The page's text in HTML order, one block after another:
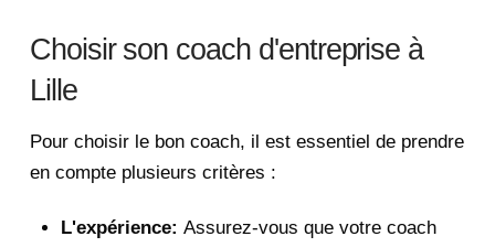
Choisir son coach d'entreprise à
Lille
Pour choisir le bon coach, il est essentiel de prendre
en compte plusieurs critères :
L'expérience: Assurez-vous que votre coach